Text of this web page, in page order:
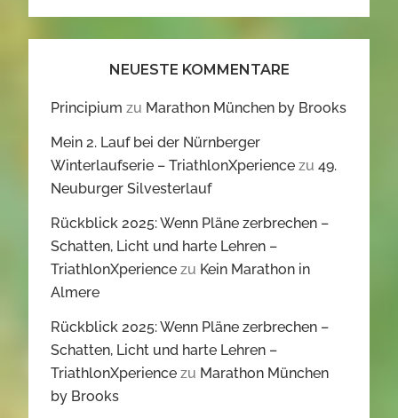
NEUESTE KOMMENTARE
Principium zu Marathon München by Brooks
Mein 2. Lauf bei der Nürnberger
Winterlaufserie – TriathlonXperience zu49.
Neuburger Silvesterlauf
Rückblick 2025: Wenn Pläne zerbrechen –
Schatten, Licht und harte Lehren –
TriathlonXperience zu Kein Marathon in
Almere
Rückblick 2025: Wenn Pläne zerbrechen –
Schatten, Licht und harte Lehren –
TriathlonXperience zu Marathon München
by Brooks